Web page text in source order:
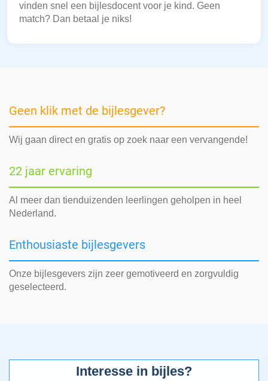
vinden snel een bijlesdocent voor je kind. Geen
match? Dan betaal je niks!
Geen klik met de bijlesgever?
Wij gaan direct en gratis op zoek naar een vervangende!
22 jaar ervaring
Al meer dan tienduizenden leerlingen geholpen in heel
Nederland.
Enthousiaste bijlesgevers
Onze bijlesgevers zijn zeer gemotiveerd en zorgvuldig
geselecteerd.
Interesse in bijles?